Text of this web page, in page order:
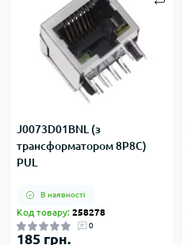
J0073D01BNL (з
трансформатором 8P8C)
PUL
В наявності
Код товару: 258278
0
185 грн.